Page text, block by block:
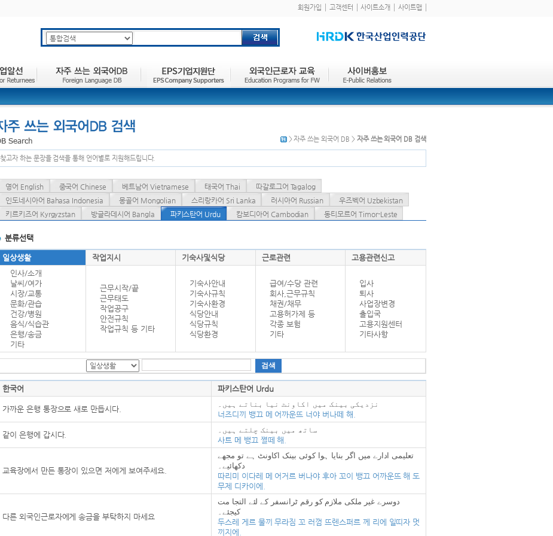
회원가입 고객센터 사이트소개 사이트맵
> 자주 쓰는 외국어 DB > 자주 쓰는 외국어 DB 검색
찾고자 하는 문장을 검색을 통해 언어별로 지원해드립니다.
영어 English 중국어 Chinese 베트남어 Vietnamese 태국어 Thai
따갈로그어 Tagalog
인도네시아어 Bahasa Indonesia
몽골어 Mongolian 스리랑카어 Sri Lanka 러시아어 Russian
우즈벡어 Uzbekistan
키르키즈어 Kyrgyzstan
방글라데시어 Bangla 파키스탄어 Urdu 캄보디아어 Cambodian 동티모르어 Timor-Leste
분류선택
일상생활 작업지시 기숙사및식당 근로관련
고용관련신고
인사/소개
날씨/여가
시장/교통
문화/관습
건강/병원
음식/식습관
은행/송금
기타
근무시작/끝
근무태도
작업공구
안전규칙
작업규칙 등 기타
기숙사안내
기숙사규칙
기숙사환경
식당안내
식당규칙
식당환경
급여/수당 관련
회사,근무규칙
채권/채무
고용허가제 등
각종 보험
기타
입사
퇴사
사업장변경
출입국
고용지원센터
기타사항
한국어 파키스탄어 Urdu
가까운 은행 통장으로 새로 만듭시다.
نزدیکی بینک میں اکاونٹ نیا بناتے ہیں۔
너즈디끼 뱅끄 메 어까운뜨 너야 버나떼 해.
같이 은행에 갑시다.
ساتھ میں بینک چلتے ہیں۔
사트 메 뱅끄 쪌떼 해.
교육장에서 만든 통장이 있으면 저에게 보여주세요.
تعلیمی ادارے میں اگر بنایا ہوا کوئی بینک اکاونٹ ہے تو مجھے
دکھائیے۔
따리미 이다레 메 어거르 버나야 후아 꼬이 뱅끄 어까운뜨 해 도
무제 디카이에.
다른 외국인근로자에게 송금을 부탁하지 마세요
دوسرے غیر ملکی ملازم کو رقم ٹرانسفر کے لئے التجا مت
کیجئے۔
두스레 게르 물끼 무라짐 꼬 러껌 뜨렌스퍼르 께 리에 일띠자 멋
끼지에.